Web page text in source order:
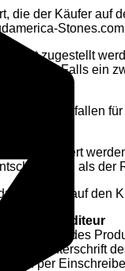
die der Käufer auf
Post zugestellt
SA. Falls ein
werden, fallen
nicht geliefert
als der
gehen auf den
den Spediteur
fehlendes
der Unterschrift
per